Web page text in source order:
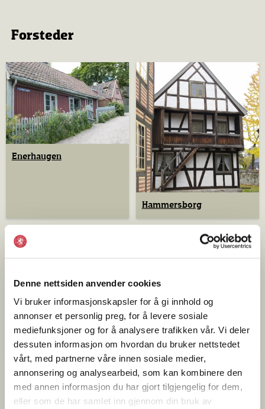
Denne nettsiden anvender cookies
Vi bruker informasjonskapsler for å gi innhold og
annonser et personlig preg, for å levere sosiale
mediefunksjoner og for å analysere trafikken vår. Vi deler
dessuten informasjon om hvordan du bruker nettstedet
vårt, med partnerne våre innen sosiale medier,
annonsering og analysearbeid, som kan kombinere den
med annen informasjon du har gjort tilgjengelig for dem,
eller som de har samlet inn gjennom din bruk av
Forsteder
Enerhaugen
Hammersborg
Sagene og Vålerenga
Grønland og Vaterland
Forretninger